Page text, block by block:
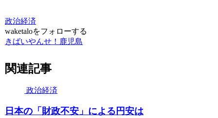
政治経済
waketaloをフォローする
きばいやんせ！鹿児島
関連記事
政治経済
日本の「財政不安」による円安は